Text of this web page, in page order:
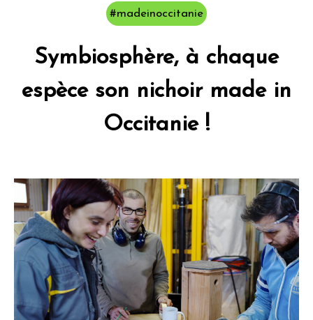
propos
Contactez-
nous
Symbiosphère, à chaque
espèce son nichoir made in
Occitanie !
#madeinoccitanie